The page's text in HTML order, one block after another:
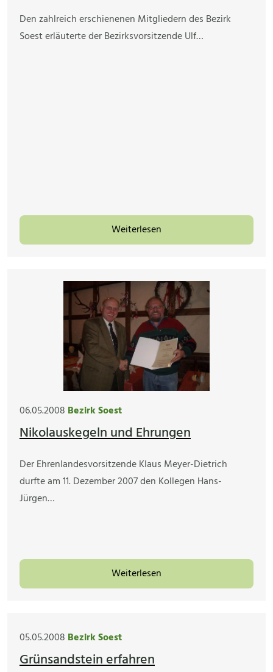
Den zahlreich erschienenen Mitgliedern des Bezirk
Soest erläuterte der Bezirksvorsitzende Ulf…
Weiterlesen
06.05.2008 Bezirk Soest
Nikolauskegeln und Ehrungen
Der Ehrenlandesvorsitzende Klaus Meyer-Dietrich
durfte am 11. Dezember 2007 den Kollegen Hans-
Jürgen…
Weiterlesen
05.05.2008 Bezirk Soest
Grünsandstein erfahren